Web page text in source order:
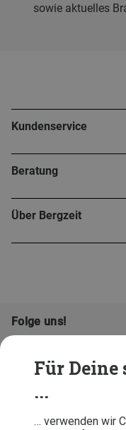
Für Deine
...
… verwenden wir
sowie aktuelles
Kundenservice
Beratung
Über Bergzeit
Folge uns!